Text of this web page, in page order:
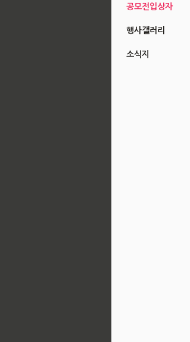
공모전입상자
행사갤러리
소식지